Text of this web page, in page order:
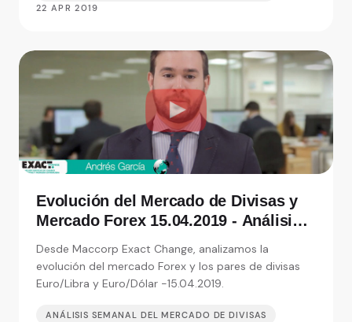
22 APR 2019
Evolución del Mercado de Divisas y
Mercado Forex 15.04.2019 - Análisis
de moneda
Desde Maccorp Exact Change, analizamos la
evolución del mercado Forex y los pares de divisas
Euro/Libra y Euro/Dólar -15.04.2019.
ANÁLISIS SEMANAL DEL MERCADO DE DIVISAS